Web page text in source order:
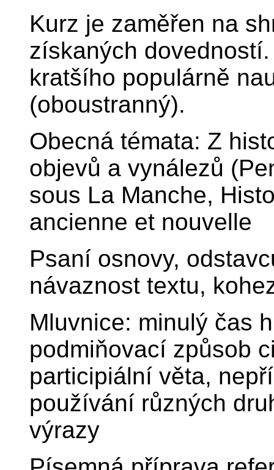
Kurz je zaměřen na
získaných
kratšího populárně
(oboustranný).
Obecná témata: Z
objevů a vynálezů
sous La Manche,
ancienne et nouvelle
Psaní osnovy,
návaznost textu,
Mluvnice: minulý čas
podmiňovací způsob
participiální věta,
používání různých
výrazy